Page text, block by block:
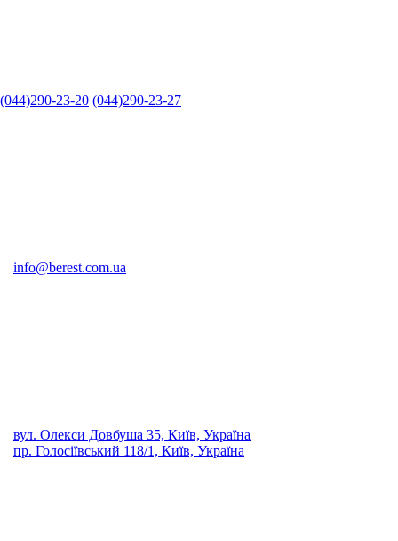
(044)290-23-20 (044)290-23-27
info@berest.com.ua
вул. Олекси Довбуша 35, Київ, Україна
пр. Голосіївський 118/1, Київ, Україна